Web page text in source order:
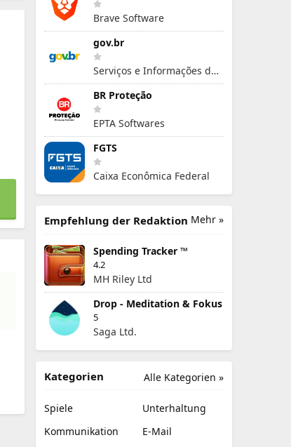
Brave Software
gov.br
Serviços e Informações do Brasil
BR Proteção
EPTA Softwares
FGTS
Caixa Econômica Federal
Mehr »
Empfehlung der Redaktion
Spending Tracker ™
4.2
MH Riley Ltd
Drop - Meditation & Fokus
5
Saga Ltd.
Alle Kategorien »
Kategorien
Spiele
Unterhaltung
Kommunikation
E-Mail